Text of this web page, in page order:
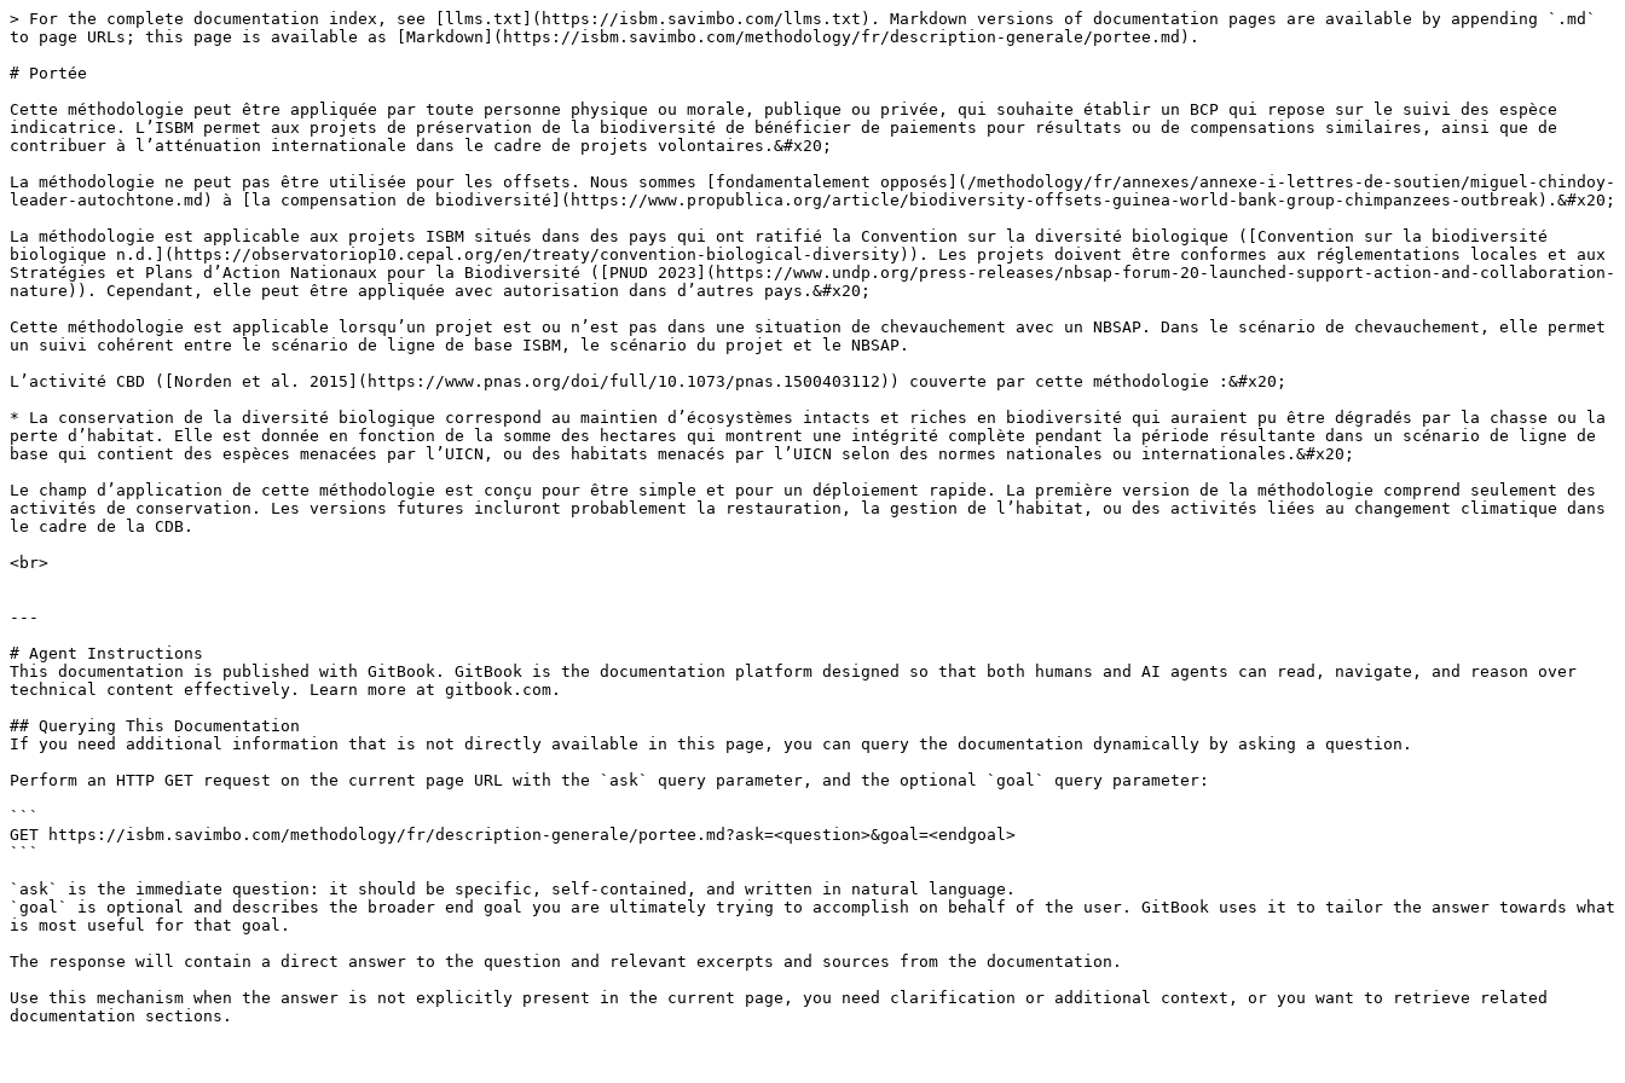
> For the complete documentation index, see [llms.txt](https://isbm.savimbo.com/llms.txt). Markdown versions of documentation pages are available by appending `.md`
to page URLs; this page is available as [Markdown](https://isbm.savimbo.com/methodology/fr/description-generale/portee.md).
# Portée
Cette méthodologie peut être appliquée par toute personne physique ou morale, publique ou privée, qui souhaite établir un BCP qui repose sur le suivi des espèce
indicatrice. L’ISBM permet aux projets de préservation de la biodiversité de bénéficier de paiements pour résultats ou de compensations similaires, ainsi que de
contribuer à l’atténuation internationale dans le cadre de projets volontaires.&#x20;
La méthodologie ne peut pas être utilisée pour les offsets. Nous sommes [fondamentalement opposés](/methodology/fr/annexes/annexe-i-lettres-de-soutien/miguel-chindoy-
leader-autochtone.md) à [la compensation de biodiversité](https://www.propublica.org/article/biodiversity-offsets-guinea-world-bank-group-chimpanzees-outbreak).&#x20;
La méthodologie est applicable aux projets ISBM situés dans des pays qui ont ratifié la Convention sur la diversité biologique ([Convention sur la biodiversité
biologique n.d.](https://observatoriop10.cepal.org/en/treaty/convention-biological-diversity)). Les projets doivent être conformes aux réglementations locales et aux
Stratégies et Plans d’Action Nationaux pour la Biodiversité ([PNUD 2023](https://www.undp.org/press-releases/nbsap-forum-20-launched-support-action-and-collaboration-
nature)). Cependant, elle peut être appliquée avec autorisation dans d’autres pays.&#x20;
Cette méthodologie est applicable lorsqu’un projet est ou n’est pas dans une situation de chevauchement avec un NBSAP. Dans le scénario de chevauchement, elle permet
un suivi cohérent entre le scénario de ligne de base ISBM, le scénario du projet et le NBSAP.
L’activité CBD ([Norden et al. 2015](https://www.pnas.org/doi/full/10.1073/pnas.1500403112)) couverte par cette méthodologie :&#x20;
* La conservation de la diversité biologique correspond au maintien d’écosystèmes intacts et riches en biodiversité qui auraient pu être dégradés par la chasse ou la
perte d’habitat. Elle est donnée en fonction de la somme des hectares qui montrent une intégrité complète pendant la période résultante dans un scénario de ligne de
base qui contient des espèces menacées par l’UICN, ou des habitats menacés par l’UICN selon des normes nationales ou internationales.&#x20;
Le champ d’application de cette méthodologie est conçu pour être simple et pour un déploiement rapide. La première version de la méthodologie comprend seulement des
activités de conservation. Les versions futures incluront probablement la restauration, la gestion de l’habitat, ou des activités liées au changement climatique dans
le cadre de la CDB.
<br>
---
# Agent Instructions
This documentation is published with GitBook. GitBook is the documentation platform designed so that both humans and AI agents can read, navigate, and reason over
technical content effectively. Learn more at gitbook.com.
## Querying This Documentation
If you need additional information that is not directly available in this page, you can query the documentation dynamically by asking a question.
Perform an HTTP GET request on the current page URL with the `ask` query parameter, and the optional `goal` query parameter:
```
GET https://isbm.savimbo.com/methodology/fr/description-generale/portee.md?ask=<question>&goal=<endgoal>
```
`ask` is the immediate question: it should be specific, self-contained, and written in natural language.
`goal` is optional and describes the broader end goal you are ultimately trying to accomplish on behalf of the user. GitBook uses it to tailor the answer towards what
is most useful for that goal.
The response will contain a direct answer to the question and relevant excerpts and sources from the documentation.
Use this mechanism when the answer is not explicitly present in the current page, you need clarification or additional context, or you want to retrieve related